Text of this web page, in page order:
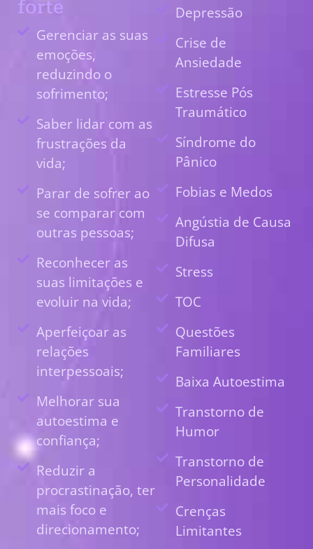
forte
Gerenciar as suas
emoções,
reduzindo o
sofrimento;
Saber lidar com as
frustrações da
vida;
Parar de sofrer ao
se comparar com
outras pessoas;
Reconhecer as
suas limitações e
evoluir na vida;
Aperfeiçoar as
relações
interpessoais;
Melhorar sua
autoestima e
confiança;
Reduzir a
procrastinação, ter
mais foco e
direcionamento;
Depressão
Crise de
Ansiedade
Estresse Pós
Traumático
Síndrome do
Pânico
Fobias e Medos
Angústia de Causa
Difusa
Stress
TOC
Questões
Familiares
Baixa Autoestima
Transtorno de
Humor
Transtorno de
Personalidade
Crenças
Limitantes